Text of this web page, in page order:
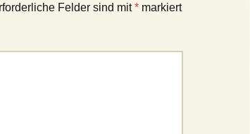
Felder sind mit* markiert